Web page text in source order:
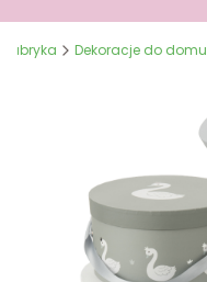
Dekoracje do domu